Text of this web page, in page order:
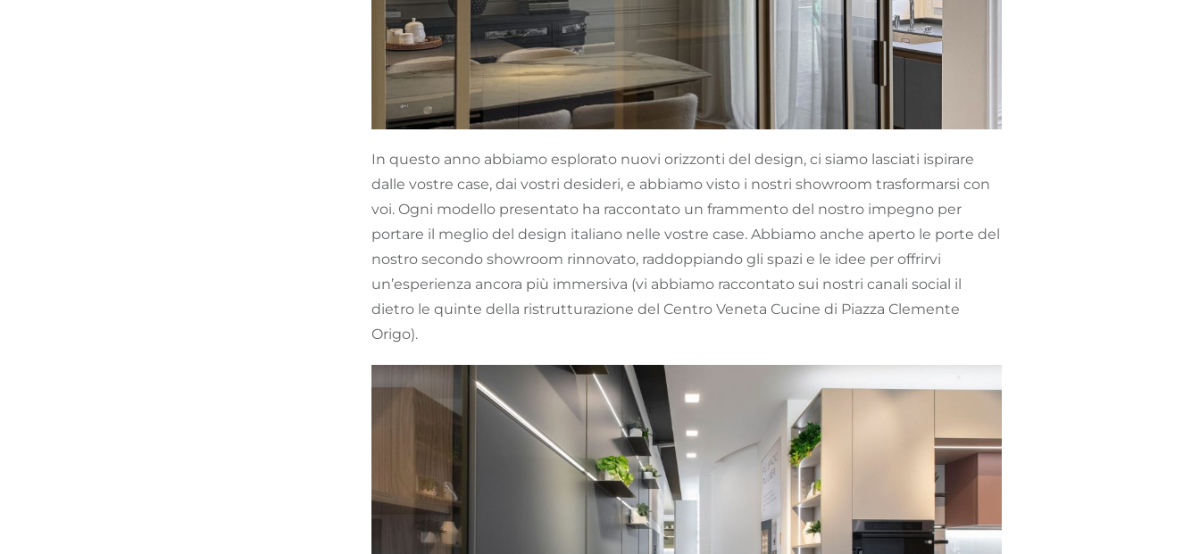
In questo anno abbiamo esplorato nuovi orizzonti del design, ci siamo lasciati ispirare
dalle vostre case, dai vostri desideri, e abbiamo visto i nostri showroom trasformarsi con
voi. Ogni modello presentato ha raccontato un frammento del nostro impegno per
portare il meglio del design italiano nelle vostre case. Abbiamo anche aperto le porte del
nostro secondo showroom rinnovato, raddoppiando gli spazi e le idee per offrirvi
un’esperienza ancora più immersiva (vi abbiamo raccontato sui nostri canali social il
dietro le quinte della ristrutturazione del Centro Veneta Cucine di Piazza Clemente
Origo).